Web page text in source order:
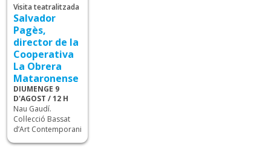
Visita teatralitzada
Salvador
Pagès,
director de la
Cooperativa
La Obrera
Mataronense
DIUMENGE 9
D'AGOST / 12 H
Nau Gaudí.
Col·lecció Bassat
d’Art Contemporani